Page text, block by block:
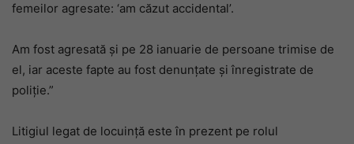
femeilor agresate: ‘am căzut accidental’.
Am fost agresată și pe 28 ianuarie de persoane trimise de
el, iar aceste fapte au fost denunțate și înregistrate de
poliție.”
Litigiul legat de locuință este în prezent pe rolul